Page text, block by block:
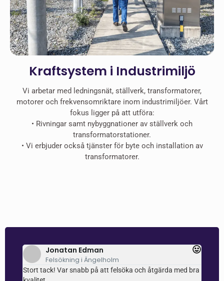
Kraftsystem i Industrimiljö
Vi arbetar med ledningsnät, ställverk, transformatorer,
motorer och frekvensomriktare inom industrimiljöer. Vårt
fokus ligger på att utföra:
•⁠ ⁠Rivningar samt nybyggnationer av ställverk och
transformatorstationer.
•⁠ ⁠⁠Vi erbjuder också tjänster för byte och installation av
transformatorer.
Jonatan Edman
Felsökning i Ängelholm
Stort tack! Var snabb på att felsöka och åtgärda med bra